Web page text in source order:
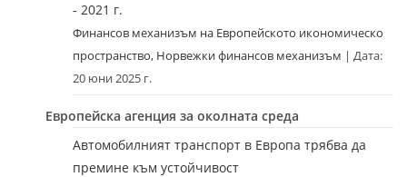
- 2021 г.
Финансов механизъм на Европейското икономическо
пространство, Норвежки финансов механизъм
Дата:
20 юни 2025 г.
Европейска агенция за околната среда
Автомобилният транспорт в Европа трябва да
премине към устойчивост